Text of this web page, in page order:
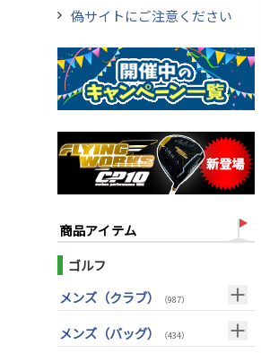
偽サイトにご注意ください
商品アイテム
ゴルフ
メンズ（クラブ）
（987）
クラブセット(右用)
メンズ（バッグ） （434）